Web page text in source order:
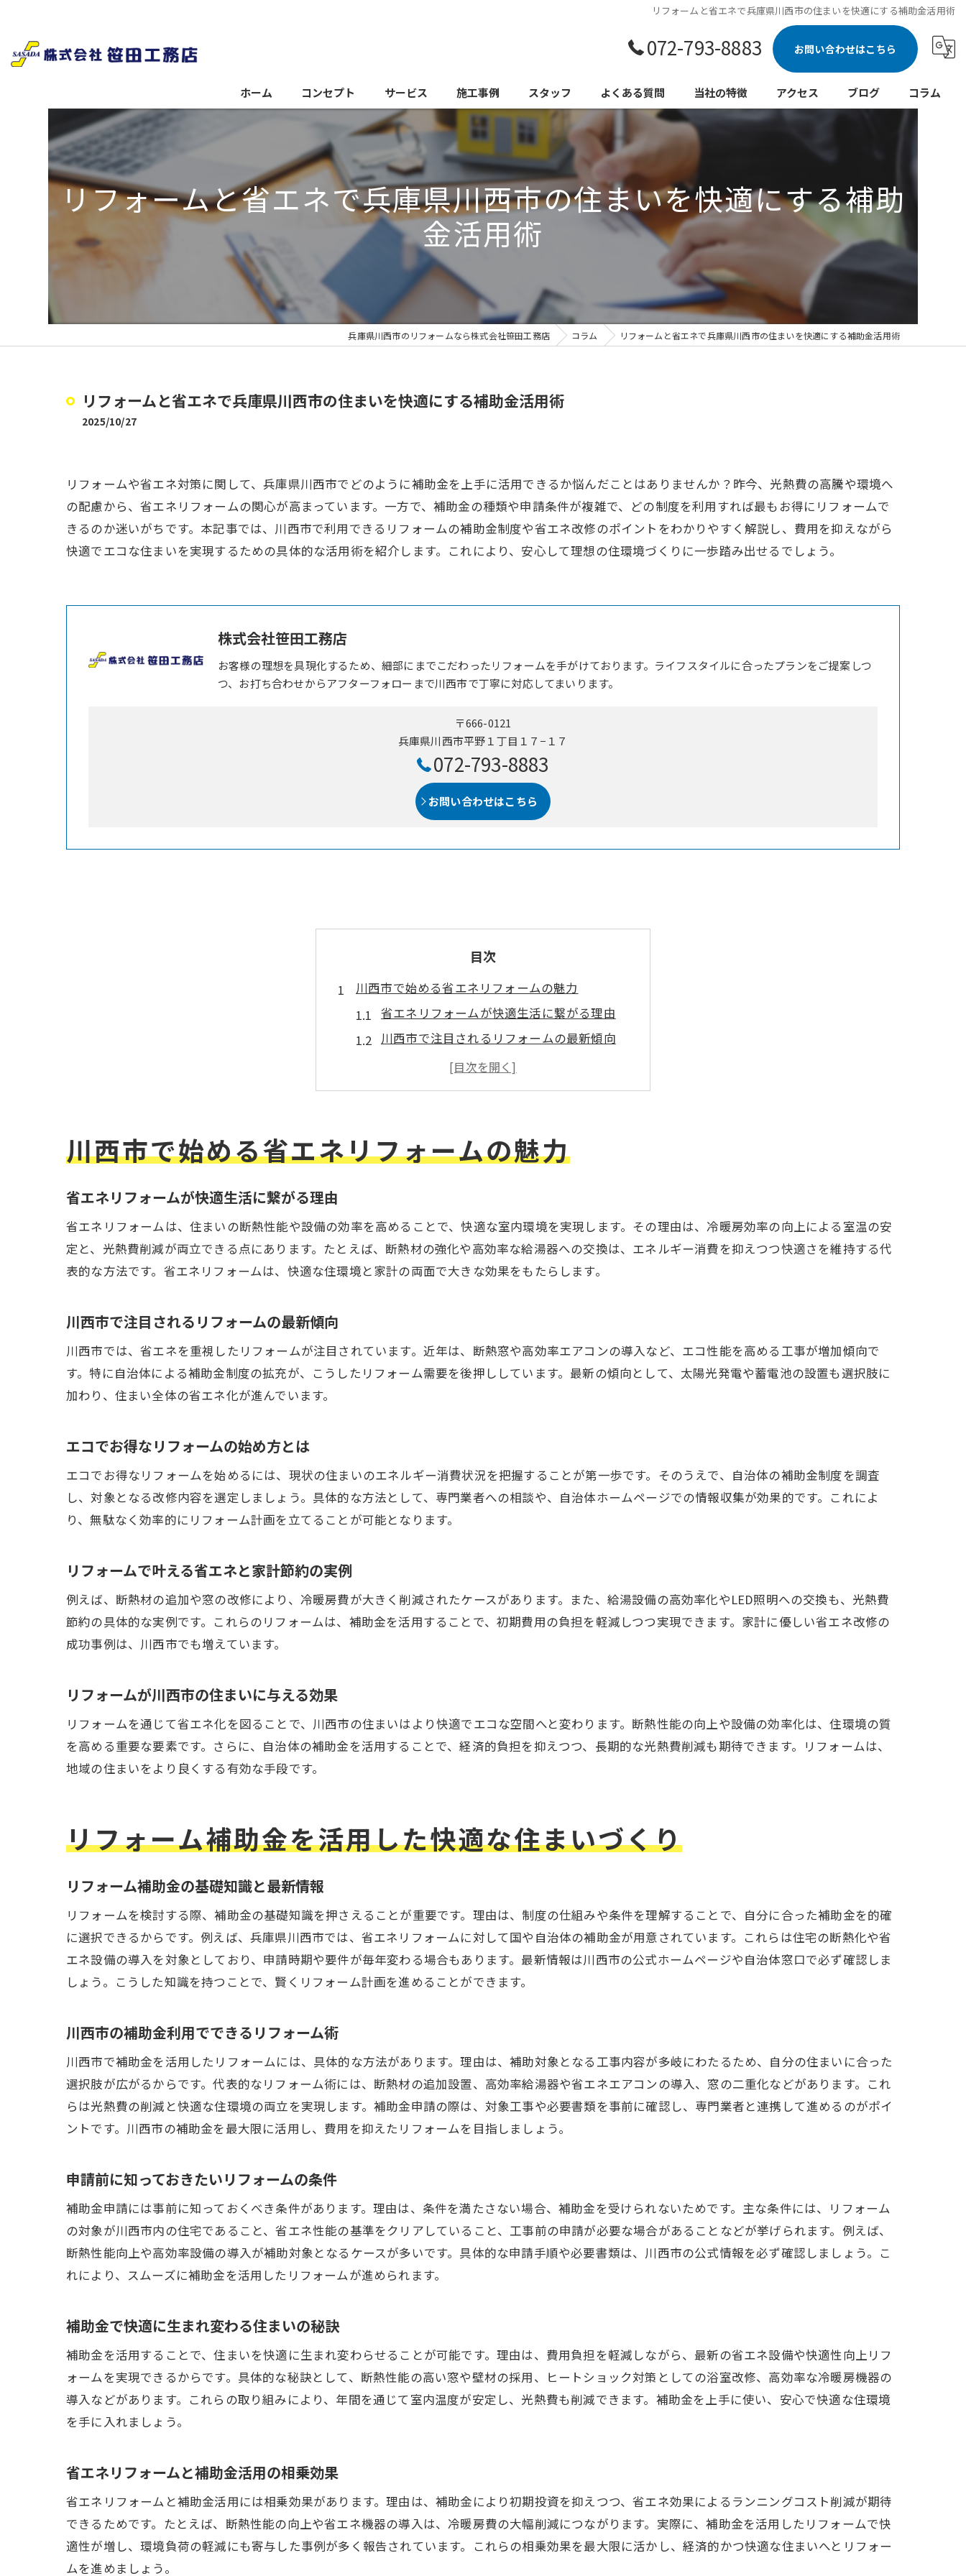
リフォームと省エネで兵庫県川西市の住まいを快適にする補助金活用術
072-793-8883 お問い合わせはこちら
ホーム コンセプト サービス 施工事例 スタッフ よくある質問 当社の特徴
新築
注文住宅
水回り
リノベーション
外壁
アクセス ブログ コラム
リフォームと省エネで兵庫県川西市の住まいを快適にする補助
金活用術
兵庫県川西市のリフォームなら株式会社笹田工務店 コラム リフォームと省エネで兵庫県川西市の住まいを快適にする補助金活用術
リフォームと省エネで兵庫県川西市の住まいを快適にする補助金活用術
2025/10/27
リフォームや省エネ対策に関して、兵庫県川西市でどのように補助金を上手に活用できるか悩んだことはありませんか？昨今、光熱費の高騰や環境へ
の配慮から、省エネリフォームの関心が高まっています。一方で、補助金の種類や申請条件が複雑で、どの制度を利用すれば最もお得にリフォームで
きるのか迷いがちです。本記事では、川西市で利用できるリフォームの補助金制度や省エネ改修のポイントをわかりやすく解説し、費用を抑えながら
快適でエコな住まいを実現するための具体的な活用術を紹介します。これにより、安心して理想の住環境づくりに一歩踏み出せるでしょう。
株式会社笹田工務店
お客様の理想を具現化するため、細部にまでこだわったリフォームを手がけております。ライフスタイルに合ったプランをご提案しつ
つ、お打ち合わせからアフターフォローまで川西市で丁寧に対応してまいります。
〒666-0121
兵庫県川西市平野１丁目１７−１７
072-793-8883
お問い合わせはこちら
目次
川西市で始める省エネリフォームの魅力
省エネリフォームが快適生活に繋がる理由
川西市で注目されるリフォームの最新傾向
エコでお得なリフォームの始め方とは
リフォームで叶える省エネと家計節約の実例
リフォーム補助金を活用した快適な住まいづくり
リフォーム補助金の基礎知識と最新情報
補助金で快適に生まれ変わる住まいの秘訣
省エネリフォームと補助金活用の相乗効果
家計にも嬉しい省エネリフォームの効果
補助金が支えるリフォームのメリットとは
川西市で使えるリフォーム補助金の種類
省エネリフォームで快適さを手に入れるコツ
賢く選びたい川西市のリフォーム補助制度
川西市のリフォーム補助制度を徹底解説
リフォーム補助金の併用可能な制度とは
省エネリフォームの申請ポイントを徹底解説
川西市の補助金申請書類のポイント解説
川西市で始める省エネリフォームの魅力
省エネリフォームが快適生活に繋がる理由
省エネリフォームは、住まいの断熱性能や設備の効率を高めることで、快適な室内環境を実現します。その理由は、冷暖房効率の向上による室温の安
定と、光熱費削減が両立できる点にあります。たとえば、断熱材の強化や高効率な給湯器への交換は、エネルギー消費を抑えつつ快適さを維持する代
表的な方法です。省エネリフォームは、快適な住環境と家計の両面で大きな効果をもたらします。
川西市で注目されるリフォームの最新傾向
川西市では、省エネを重視したリフォームが注目されています。近年は、断熱窓や高効率エアコンの導入など、エコ性能を高める工事が増加傾向で
す。特に自治体による補助金制度の拡充が、こうしたリフォーム需要を後押ししています。最新の傾向として、太陽光発電や蓄電池の設置も選択肢に
加わり、住まい全体の省エネ化が進んでいます。
エコでお得なリフォームの始め方とは
エコでお得なリフォームを始めるには、現状の住まいのエネルギー消費状況を把握することが第一歩です。そのうえで、自治体の補助金制度を調査
し、対象となる改修内容を選定しましょう。具体的な方法として、専門業者への相談や、自治体ホームページでの情報収集が効果的です。これによ
り、無駄なく効率的にリフォーム計画を立てることが可能となります。
リフォームで叶える省エネと家計節約の実例
例えば、断熱材の追加や窓の改修により、冷暖房費が大きく削減されたケースがあります。また、給湯設備の高効率化やLED照明への交換も、光熱費
節約の具体的な実例です。これらのリフォームは、補助金を活用することで、初期費用の負担を軽減しつつ実現できます。家計に優しい省エネ改修の
成功事例は、川西市でも増えています。
リフォームが川西市の住まいに与える効果
リフォームを通じて省エネ化を図ることで、川西市の住まいはより快適でエコな空間へと変わります。断熱性能の向上や設備の効率化は、住環境の質
を高める重要な要素です。さらに、自治体の補助金を活用することで、経済的負担を抑えつつ、長期的な光熱費削減も期待できます。リフォームは、
地域の住まいをより良くする有効な手段です。
リフォーム補助金を活用した快適な住まいづくり
リフォーム補助金の基礎知識と最新情報
リフォームを検討する際、補助金の基礎知識を押さえることが重要です。理由は、制度の仕組みや条件を理解することで、自分に合った補助金を的確
に選択できるからです。例えば、兵庫県川西市では、省エネリフォームに対して国や自治体の補助金が用意されています。これらは住宅の断熱化や省
エネ設備の導入を対象としており、申請時期や要件が毎年変わる場合もあります。最新情報は川西市の公式ホームページや自治体窓口で必ず確認しま
しょう。こうした知識を持つことで、賢くリフォーム計画を進めることができます。
川西市の補助金利用でできるリフォーム術
川西市で補助金を活用したリフォームには、具体的な方法があります。理由は、補助対象となる工事内容が多岐にわたるため、自分の住まいに合った
選択肢が広がるからです。代表的なリフォーム術には、断熱材の追加設置、高効率給湯器や省エネエアコンの導入、窓の二重化などがあります。これ
らは光熱費の削減と快適な住環境の両立を実現します。補助金申請の際は、対象工事や必要書類を事前に確認し、専門業者と連携して進めるのがポイ
ントです。川西市の補助金を最大限に活用し、費用を抑えたリフォームを目指しましょう。
申請前に知っておきたいリフォームの条件
補助金申請には事前に知っておくべき条件があります。理由は、条件を満たさない場合、補助金を受けられないためです。主な条件には、リフォーム
の対象が川西市内の住宅であること、省エネ性能の基準をクリアしていること、工事前の申請が必要な場合があることなどが挙げられます。例えば、
断熱性能向上や高効率設備の導入が補助対象となるケースが多いです。具体的な申請手順や必要書類は、川西市の公式情報を必ず確認しましょう。こ
れにより、スムーズに補助金を活用したリフォームが進められます。
補助金で快適に生まれ変わる住まいの秘訣
補助金を活用することで、住まいを快適に生まれ変わらせることが可能です。理由は、費用負担を軽減しながら、最新の省エネ設備や快適性向上リフ
ォームを実現できるからです。具体的な秘訣として、断熱性能の高い窓や壁材の採用、ヒートショック対策としての浴室改修、高効率な冷暖房機器の
導入などがあります。これらの取り組みにより、年間を通じて室内温度が安定し、光熱費も削減できます。補助金を上手に使い、安心で快適な住環境
を手に入れましょう。
省エネリフォームと補助金活用の相乗効果
省エネリフォームと補助金活用には相乗効果があります。理由は、補助金により初期投資を抑えつつ、省エネ効果によるランニングコスト削減が期待
できるためです。たとえば、断熱性能の向上や省エネ機器の導入は、冷暖房費の大幅削減につながります。実際に、補助金を活用したリフォームで快
適性が増し、環境負荷の軽減にも寄与した事例が多く報告されています。これらの相乗効果を最大限に活かし、経済的かつ快適な住まいへとリフォー
ムを進めましょう。